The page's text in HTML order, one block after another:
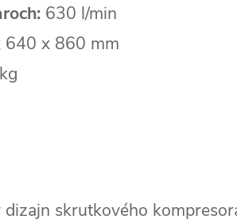
630 l/min
640 x 860 mm
skrutkového